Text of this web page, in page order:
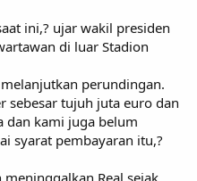
ini,? ujar wakil presiden
di luar Stadion
perundingan.
sebesar tujuh juta euro dan
dan kami juga belum
syarat pembayaran itu,?
Real sejak